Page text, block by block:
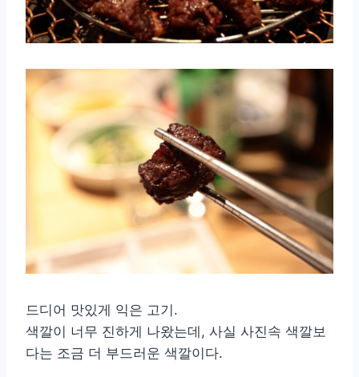
드디어 맛있게 익은 고기.
색깔이 너무 진하게 나왔는데, 사실 사진속 색깔보
다는 조금 더 부드러운 색깔이다.